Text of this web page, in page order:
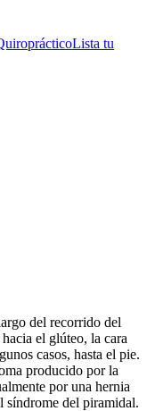
Lista tu
del recorrido del
el glúteo, la cara
casos, hasta el pie.
producido por la
por una hernia
síndrome del piramidal.